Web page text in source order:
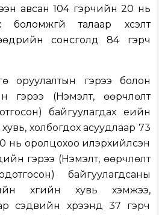
авсан 104 гэрчийн 20 нь
талаар хүсэлт
сонсголд 84 гэрч
оруулалтын гэрээ болон
гэрээ (Нэмэлт, өөрчлөлт
байгуулагдах үеийн
хувь, холбогдох асуудлаар 73
нь оролцохоо илэрхийлсэн
гэрээ (Нэмэлт, өөрчлөлт
байгуулагдсаны
хүүгийн хувь хэмжээ,
сэдвийн хүрээнд 37 гэрч